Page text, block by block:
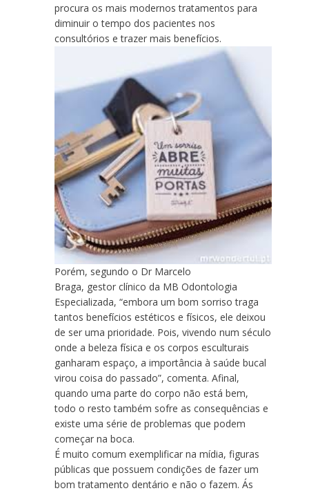
procura os mais modernos tratamentos para
diminuir o tempo dos pacientes nos
consultórios e trazer mais benefícios.
Porém, segundo o Dr Marcelo
Braga, gestor clínico da MB Odontologia
Especializada, “embora um bom sorriso traga
tantos benefícios estéticos e físicos, ele deixou
de ser uma prioridade. Pois, vivendo num século
onde a beleza física e os corpos esculturais
ganharam espaço, a importância à saúde bucal
virou coisa do passado”, comenta. Afinal,
quando uma parte do corpo não está bem,
todo o resto também sofre as consequências e
existe uma série de problemas que podem
começar na boca.
É muito comum exemplificar na mídia, figuras
públicas que possuem condições de fazer um
bom tratamento dentário e não o fazem. Ás